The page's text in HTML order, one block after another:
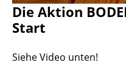
Die Aktion
Start
Siehe Video unten!